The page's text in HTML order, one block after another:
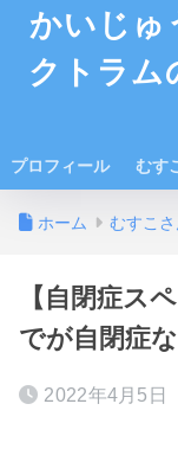
かいじゅ
クトラム
プロフィール むす
ホーム むすこ
【自閉症ス
でが自閉症
2022年4月5日